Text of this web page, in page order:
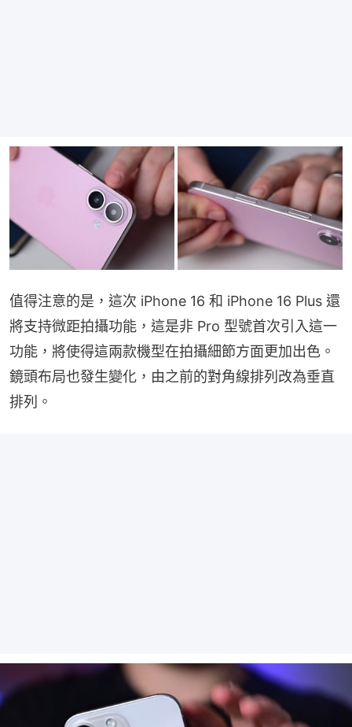
值得注意的是，這次 iPhone 16 和 iPhone 16 Plus 還
將支持微距拍攝功能，這是非 Pro 型號首次引入這一
功能，將使得這兩款機型在拍攝細節方面更加出色。
鏡頭布局也發生變化，由之前的對角線排列改為垂直
排列。